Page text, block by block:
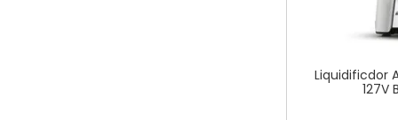
Liquidificdor
127V